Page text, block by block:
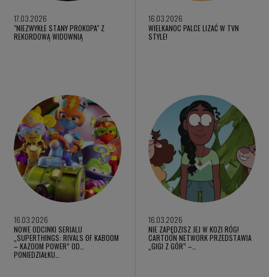
17.03.2026
"NIEZWYKŁE STANY PROKOPA" Z
REKORDOWĄ WIDOWNIĄ
16.03.2026
WIELKANOC PALCE LIZAĆ W TVN
STYLE!
16.03.2026
NOWE ODCINKI SERIALU
„SUPERTHINGS: RIVALS OF KABOOM
– KAZOOM POWER” OD
PONIEDZIAŁKU…
16.03.2026
NIE ZAPĘDZISZ JEJ W KOZI RÓG!
CARTOON NETWORK PRZEDSTAWIA
„GIGI Z GÓR” –…